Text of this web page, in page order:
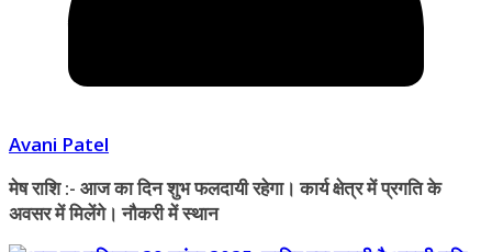
Avani Patel
मेष राशि :- आज का दिन शुभ फलदायी रहेगा। कार्य क्षेत्र में प्रगति के
अवसर में मिलेंगे। नौकरी में स्थान